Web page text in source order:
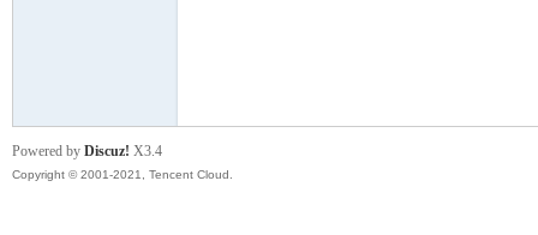
Powered by Discuz! X3.4
Copyright © 2001-2021, Tencent Cloud.